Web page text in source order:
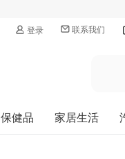
登录 联系我们
保健品 家居生活